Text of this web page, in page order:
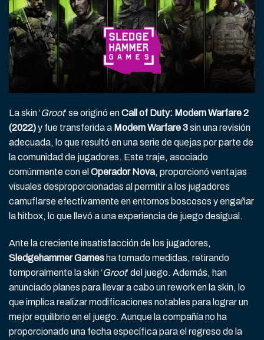
La skin ‘Groot‘ se originó enCall of Duty: Modern Warfare 2
(2022)y fue transferida a Modern Warfare 3sin una revisión
adecuada, lo que resultó en una serie de quejas por parte de
la comunidad de jugadores. Este traje, asociado
comúnmente con el Operador Nova, proporcionó ventajas
visuales desproporcionadas al permitir a los jugadores
camuflarse efectivamente en entornos boscosos y engañar
la hitbox, lo que llevó a una experiencia de juego desigual.
Ante la creciente insatisfacción de los jugadores,
Sledgehammer Games ha tomado medidas, retirando
temporalmente la skin ‘Groot‘ del juego. Además, han
anunciado planes para llevar a cabo un rework en la skin, lo
que implica realizar modificaciones notables para lograr un
mejor equilibrio en el juego. Aunque la compañía no ha
proporcionado una fecha específica para el regreso de la